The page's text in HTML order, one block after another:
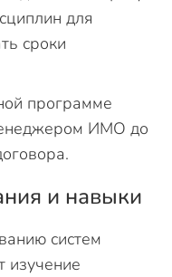
для
сроки
программе
ИМО до
и навыки
систем
изучение